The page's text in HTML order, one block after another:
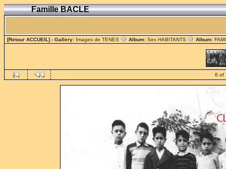
Famille BACLE
[Retour ACCUEIL] - Gallery: Images de TENES Album: Ses HABITANTS Album:
6 of